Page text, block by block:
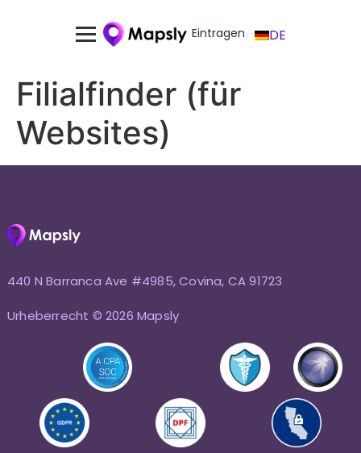
Eintragen DE
Filialfinder (für
Websites)
440 N Barranca Ave #4985, Covina, CA 91723
Urheberrecht © 2026 Mapsly